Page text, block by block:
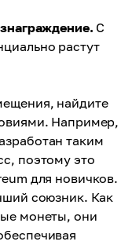
С
растут
найдите
Например,
таким
поэтому это
для новичков.
союзник. Как
монеты, они